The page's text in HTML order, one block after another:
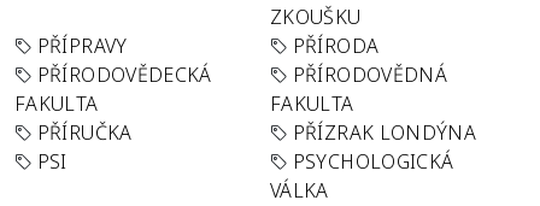
ZKOUŠKU
PŘÍPRAVY
PŘÍRODA
PŘÍRODOVĚDECKÁ
FAKULTA
PŘÍRODOVĚDNÁ
FAKULTA
PŘÍRUČKA
PŘÍZRAK LONDÝNA
PSI
PSYCHOLOGICKÁ
VÁLKA